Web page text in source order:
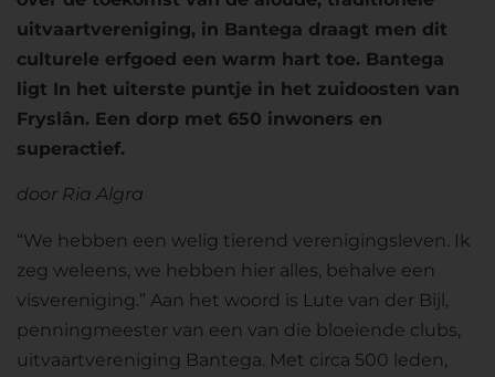
uitvaartvereniging, in Bantega draagt men dit
culturele erfgoed een warm hart toe. Bantega
ligt In het uiterste puntje in het zuidoosten van
Fryslân. Een dorp met 650 inwoners en
superactief.
door Ria Algra
“We hebben een welig tierend verenigingsleven. Ik
zeg weleens, we hebben hier alles, behalve een
visvereniging.” Aan het woord is Lute van der Bijl,
penningmeester van een van die bloeiende clubs,
uitvaartvereniging Bantega. Met circa 500 leden,